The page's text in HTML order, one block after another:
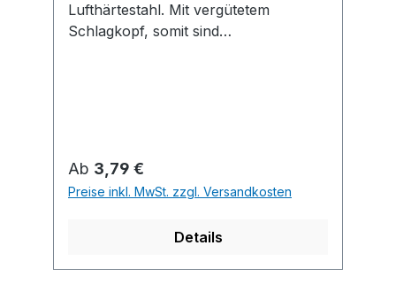
Lufthärtestahl. Mit vergütetem
Schlagkopf, somit sind
Schneide durch einfachen Nassschliff
Regulärer Preis:
Ab 3,79 €
Preise inkl. MwSt. zzgl. Versandkosten
Details